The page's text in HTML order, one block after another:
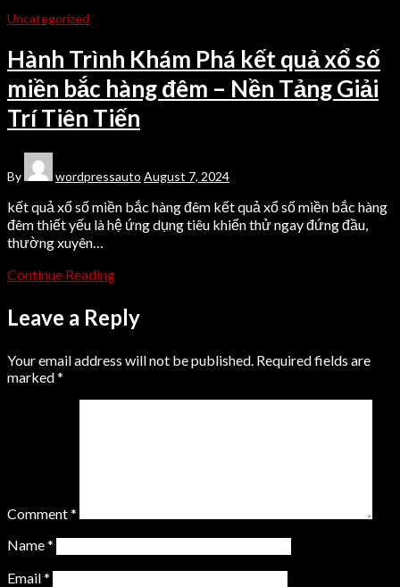
Uncategorized
Hành Trình Khám Phá kết quả xổ số
miền bắc hàng đêm – Nền Tảng Giải
Trí Tiên Tiến
By wordpressauto August 7, 2024
kết quả xổ số miền bắc hàng đêm kết quả xổ số miền bắc hàng
đêm thiết yếu là hệ ứng dụng tiêu khiển thử ngay đứng đầu,
thường xuyên…
Continue Reading
Leave a Reply
Your email address will not be published. Required fields are
marked*
Comment*
Name*
Email*